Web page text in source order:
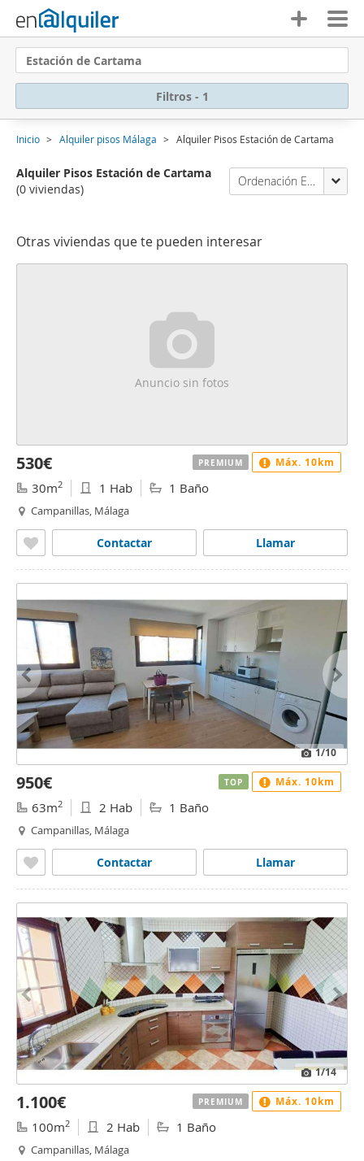
Estación de Cartama
Filtros - 1
Inicio Alquiler pisos Málaga Alquiler Pisos Estación de Cartama
Alquiler Pisos Estación de Cartama
(0 viviendas)
Ordenación Enalquiler
Otras viviendas que te pueden interesar
Anuncio sin fotos
530€
30m2 1 Hab 1 Baño
Campanillas, Málaga
Llamar
Contactar
PREMIUM Máx. 10km
1/10
950€
63m2 2 Hab 1 Baño
Campanillas, Málaga
Llamar
Contactar
TOP Máx. 10km
1/14
1.100€
100m2 2 Hab 1 Baño
Campanillas, Málaga
PREMIUM Máx. 10km